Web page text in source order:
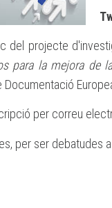
del projecte
para la mejora de
per correu
per ser debatudes